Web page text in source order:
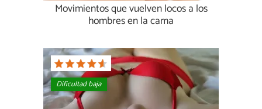
Movimientos que vuelven locos a los
hombres en la cama
Dificultad baja